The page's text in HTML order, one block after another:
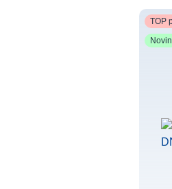
TOP